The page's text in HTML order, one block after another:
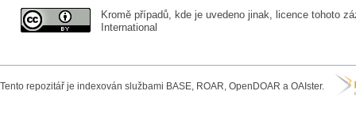
Kromě případů, kde je uvedeno jinak, licence tohoto
International
Tento repozitář je indexován službami BASE, ROAR, OpenDOAR a OAIster.